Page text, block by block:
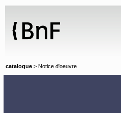
catalogue > Notice d'oeuvre